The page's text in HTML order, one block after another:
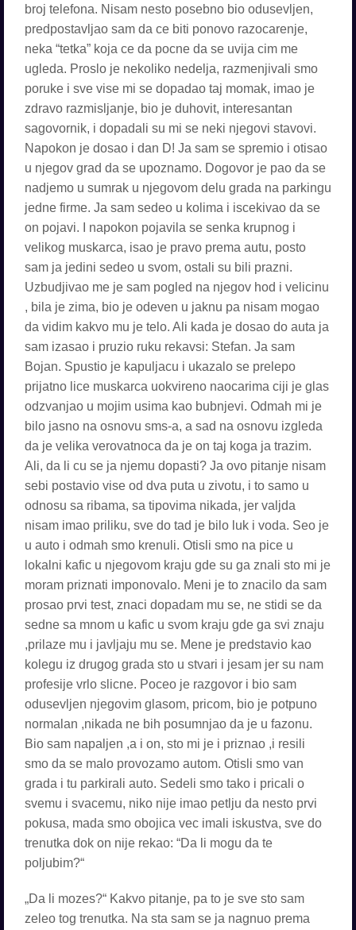
broj telefona. Nisam nesto posebno bio odusevljen,
predpostavljao sam da ce biti ponovo razocarenje,
neka “tetka” koja ce da pocne da se uvija cim me
ugleda. Proslo je nekoliko nedelja, razmenjivali smo
poruke i sve vise mi se dopadao taj momak, imao je
zdravo razmisljanje, bio je duhovit, interesantan
sagovornik, i dopadali su mi se neki njegovi stavovi.
Napokon je dosao i dan D! Ja sam se spremio i otisao
u njegov grad da se upoznamo. Dogovor je pao da se
nadjemo u sumrak u njegovom delu grada na parkingu
jedne firme. Ja sam sedeo u kolima i iscekivao da se
on pojavi. I napokon pojavila se senka krupnog i
velikog muskarca, isao je pravo prema autu, posto
sam ja jedini sedeo u svom, ostali su bili prazni.
Uzbudjivao me je sam pogled na njegov hod i velicinu
, bila je zima, bio je odeven u jaknu pa nisam mogao
da vidim kakvo mu je telo. Ali kada je dosao do auta ja
sam izasao i pruzio ruku rekavsi: Stefan. Ja sam
Bojan. Spustio je kapuljacu i ukazalo se prelepo
prijatno lice muskarca uokvireno naocarima ciji je glas
odzvanjao u mojim usima kao bubnjevi. Odmah mi je
bilo jasno na osnovu sms-a, a sad na osnovu izgleda
da je velika verovatnoca da je on taj koga ja trazim.
Ali, da li cu se ja njemu dopasti? Ja ovo pitanje nisam
sebi postavio vise od dva puta u zivotu, i to samo u
odnosu sa ribama, sa tipovima nikada, jer valjda
nisam imao priliku, sve do tad je bilo luk i voda. Seo je
u auto i odmah smo krenuli. Otisli smo na pice u
lokalni kafic u njegovom kraju gde su ga znali sto mi je
moram priznati imponovalo. Meni je to znacilo da sam
prosao prvi test, znaci dopadam mu se, ne stidi se da
sedne sa mnom u kafic u svom kraju gde ga svi znaju
,prilaze mu i javljaju mu se. Mene je predstavio kao
kolegu iz drugog grada sto u stvari i jesam jer su nam
profesije vrlo slicne. Poceo je razgovor i bio sam
odusevljen njegovim glasom, pricom, bio je potpuno
normalan ,nikada ne bih posumnjao da je u fazonu.
Bio sam napaljen ,a i on, sto mi je i priznao ,i resili
smo da se malo provozamo autom. Otisli smo van
grada i tu parkirali auto. Sedeli smo tako i pricali o
svemu i svacemu, niko nije imao petlju da nesto prvi
pokusa, mada smo obojica vec imali iskustva, sve do
trenutka dok on nije rekao: “Da li mogu da te
poljubim?“
„Da li mozes?“ Kakvo pitanje, pa to je sve sto sam
zeleo tog trenutka. Na sta sam se ja nagnuo prema